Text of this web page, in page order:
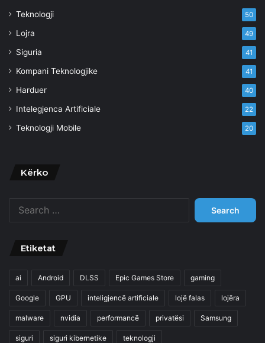
Teknologji 50
Lojra 49
Siguria 41
Kompani Teknologjike 41
Harduer 40
Intelegjenca Artificiale 22
Teknologji Mobile 20
Kërko
Search
Etiketat
ai Android DLSS Epic Games Store gaming
Google GPU inteligjencë artificiale lojë falas lojëra
malware nvidia performancë privatësi Samsung
siguri siguri kibernetike teknologji